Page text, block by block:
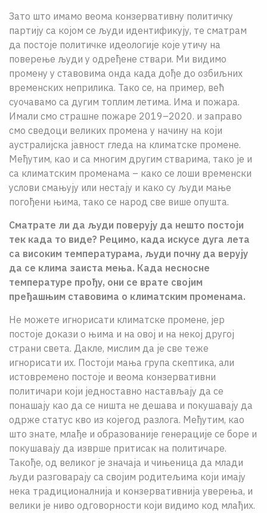
Зато што имамо веома конзервативну политичку
партију са којом се људи идентификују, те сматрам
да постоје политичке идеологије које утичу на
поверење људи у одређене ствари. Ми видимо
промену у ставовима онда када дође до озбиљних
временских неприлика. Тако се, на пример, већ
суочавамо са дугим топлим летима. Има и пожара.
Имали смо страшне пожаре 2019–2020. и заправо
смо сведоци великих промена у начину на који
аустралијска јавност гледа на климатске промене.
Међутим, као и са многим другим стварима, тако је и
са климатским променама – како се лоши временски
услови смањују или нестају и како су људи мање
погођени њима, тако се народ све више опушта.
Сматрате ли да људи поверују да нешто постоји
тек када то виде? Рецимо, када искусе дуга лета
са високим температурама, људи почну да верују
да се клима заиста мења. Када несносне
температуре прођу, они се врате својим
пређашњим ставовима о климатским променама.
Не можете игнорисати климатске промене, јер
постоје докази о њима и на овој и на некој другој
страни света. Дакле, мислим да је све теже
игнорисати их. Постоји мања група скептика, али
истовремено постоје и веома конзервативни
политичари који једноставно настављају да се
понашају као да се ништа не дешава и покушавају да
одрже статус кво из којегод разлога. Међутим, као
што знате, млађе и образованије генерације се боре и
покушавају да изврше притисак на политичаре.
Такође, од великог је значаја и чињеница да млади
људи разговарају са својим родитељима који имају
нека традиционалнија и конзервативнија уверења, и
велики је ниво одговорности који видимо код млађих.